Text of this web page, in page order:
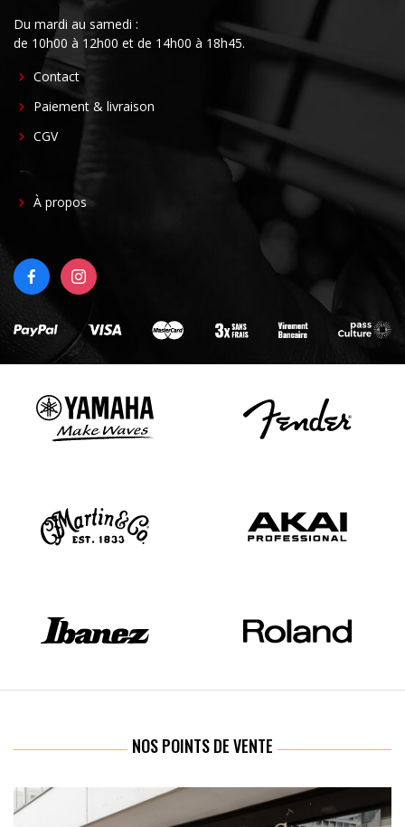
Du mardi au samedi :
de 10h00 à 12h00 et de 14h00 à 18h45.
FOOTER
CENTER
Contact
Paiement & livraison
CGV
FOOTER
À propos
FACEBOOKINSTAGRAM
NOS POINTS DE VENTE